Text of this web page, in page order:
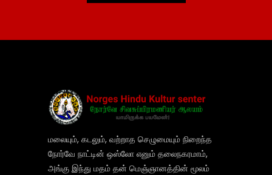
மலையும், கடலும், வற்றாத செழுமையும் நிறைந்த
நோர்வே நாட்டின் ஒஸ்லோ எனும் தலைநகரமாம்,
அங்கு இந்து மதம் தன் மெஞ்ஞானத்தின் மூலம்